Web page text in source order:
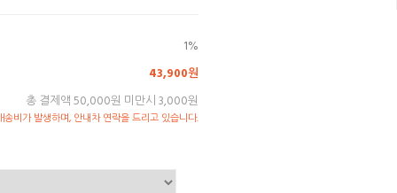
1%
43,900원
총 결제액 50,000원 미만시 3,000원
비가 발생하며, 안내차 연락을 드리고 있습니다.